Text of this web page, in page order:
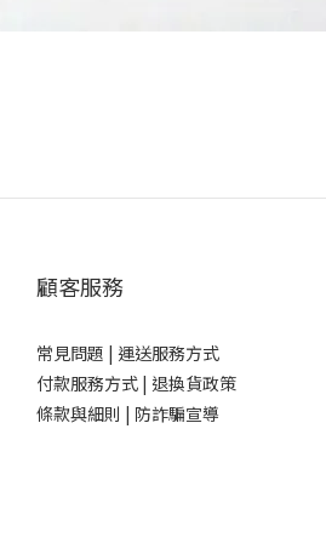
顧客服務
常見問題 | 運送服務方式
付款服務方式 | 退換貨政策
條款與細則 | 防詐騙宣導